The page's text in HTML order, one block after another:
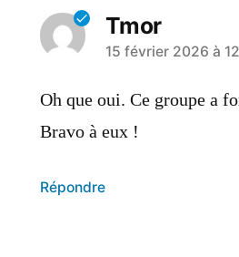
Tmor
15 février 2026 à
Oh que oui. Ce groupe a
Bravo à eux !
Répondre